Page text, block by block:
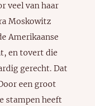
veel van haar
Moskowitz
Amerikaanse
en tovert die
gerecht. Dat
een groot
stampen heeft